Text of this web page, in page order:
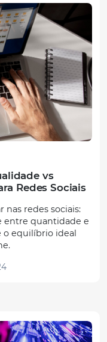
vs
Redes Sociais
nas redes sociais:
o equilíbrio ideal